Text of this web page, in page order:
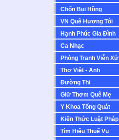
Chốn Bụi Hồng
VN Quê Hương Tôi
Hạnh Phúc Gia Đình
Ca Nhạc
Phòng Tranh Viễn Xứ
Thơ Việt - Anh
Ðường Thi
Giữ Thơm Quê Mẹ
Y Khoa Tổng Quát
Kiến Thức Luật Pháp
Tìm Hiểu Thuế Vụ